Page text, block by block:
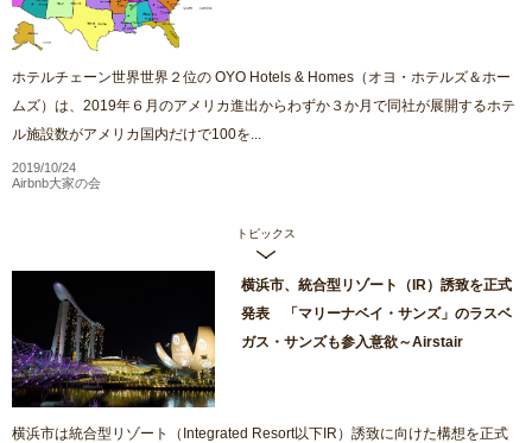
ホテルチェーン世界世界２位の OYO Hotels & Homes（オヨ・ホテルズ＆ホー
ムズ）は、2019年６月のアメリカ進出からわずか３か月で同社が展開するホテ
ル施設数がアメリカ国内だけで100を...
2019/10/24
Airbnb大家の会
トピックス
横浜市、統合型リゾート（IR）誘致を正式
発表 「マリーナベイ・サンズ」のラスベ
ガス・サンズも参入意欲～Airstair
横浜市は統合型リゾート（Integrated Resort以下IR）誘致に向けた構想を正式